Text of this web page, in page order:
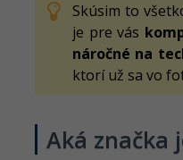
Skúsim to
je pre vás
náročné na
ktorí už sa vo
Aká značka